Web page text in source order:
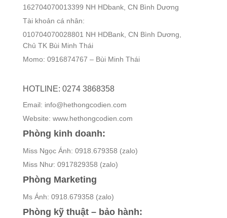
162704070013399 NH HDbank, CN Bình Dương
Tài khoản cá nhân:
010704070028801 NH HDBank, CN Bình Dương,
Chủ TK Bùi Minh Thái
Momo: 0916874767 – Bùi Minh Thái
HOTLINE: 0274 3868358
Email: info@hethongcodien.com
Website: www.hethongcodien.com
Phòng kinh doanh:
Miss Ngọc Ánh: 0918.679358 (zalo)
Miss Như: 0917829358 (zalo)
Phòng Marketing
Ms Ánh: 0918.679358 (zalo)
Phòng kỹ thuật – bảo hành: